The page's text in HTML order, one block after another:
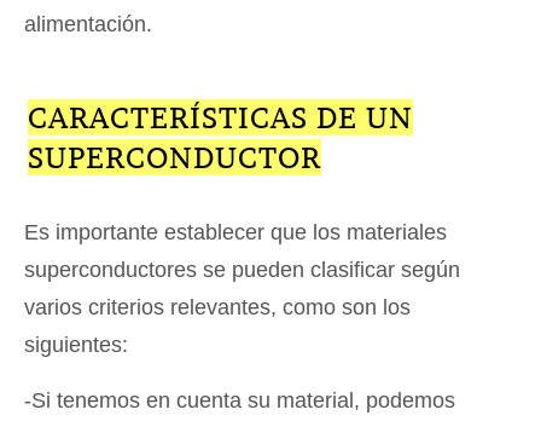
alimentación.
CARACTERÍSTICAS DE UN
SUPERCONDUCTOR
Es importante establecer que los materiales
superconductores se pueden clasificar según
varios criterios relevantes, como son los
siguientes:
-Si tenemos en cuenta su material, podemos